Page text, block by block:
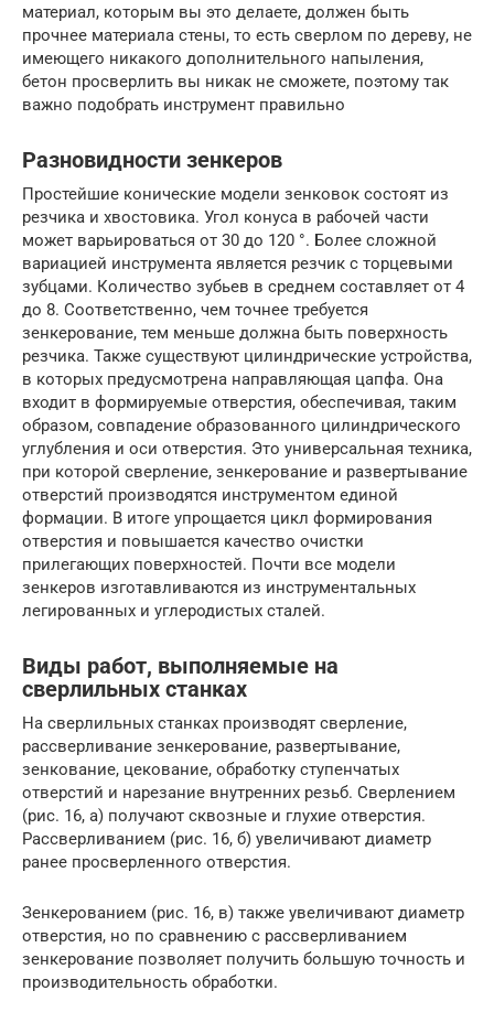
материал, которым вы это делаете, должен быть
прочнее материала стены, то есть сверлом по дереву, не
имеющего никакого дополнительного напыления,
бетон просверлить вы никак не сможете, поэтому так
важно подобрать инструмент правильно
Разновидности зенкеров
Простейшие конические модели зенковок состоят из
резчика и хвостовика. Угол конуса в рабочей части
может варьироваться от 30 до 120 °. Более сложной
вариацией инструмента является резчик с торцевыми
зубцами. Количество зубьев в среднем составляет от 4
до 8. Соответственно, чем точнее требуется
зенкерование, тем меньше должна быть поверхность
резчика. Также существуют цилиндрические устройства,
в которых предусмотрена направляющая цапфа. Она
входит в формируемые отверстия, обеспечивая, таким
образом, совпадение образованного цилиндрического
углубления и оси отверстия. Это универсальная техника,
при которой сверление, зенкерование и развертывание
отверстий производятся инструментом единой
формации. В итоге упрощается цикл формирования
отверстия и повышается качество очистки
прилегающих поверхностей. Почти все модели
зенкеров изготавливаются из инструментальных
легированных и углеродистых сталей.
Виды работ, выполняемые на
сверлильных станках
На сверлильных станках производят сверление,
рассверливание зенкерование, развертывание,
зенкование, цекование, обработку ступенчатых
отверстий и нарезание внутренних резьб. Сверлением
(рис. 16, а) получают сквозные и глухие отверстия.
Рассверливанием (рис. 16, б) увеличивают диаметр
ранее просверленного отверстия.
Зенкерованием (рис. 16, в) также увеличивают диаметр
отверстия, но по сравнению с рассверливанием
зенкерование позволяет получить большую точность и
производительность обработки.